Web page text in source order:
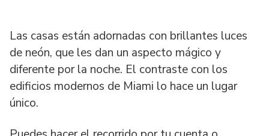
Las casas están adornadas con brillantes luces
de neón, que les dan un aspecto mágico y
diferente por la noche. El contraste con los
edificios modernos de Miami lo hace un lugar
único.